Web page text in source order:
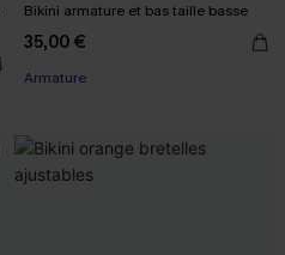
Bikini armature et bas taille basse
35,00 €
Armature